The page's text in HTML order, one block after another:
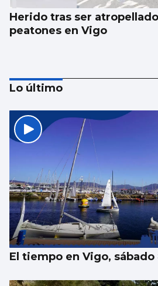
Herido tras ser
peatones en Vigo
Vigo y área, de los
el eclipse: localizaciones
fenómeno astronómico
Lo último
El tiempo en Vigo,